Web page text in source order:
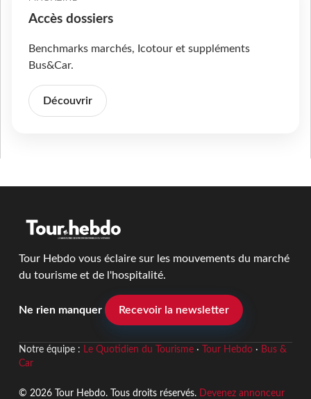
Accès dossiers
Benchmarks marchés, Icotour et suppléments
Bus&Car.
Découvrir
Tour Hebdo vous éclaire sur les mouvements du marché
du tourisme et de l'hospitalité.
Ne rien manquer Recevoir la newsletter
Notre équipe : Le Quotidien du Tourisme· Tour Hebdo· Bus &
Car
© 2026 Tour Hebdo. Tous droits réservés. Devenez annonceur